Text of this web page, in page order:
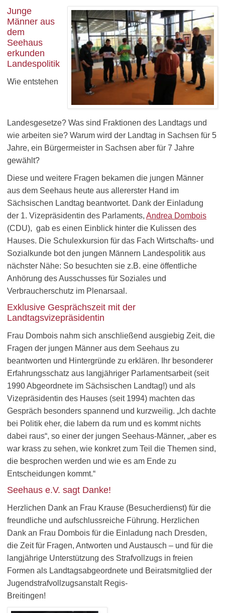
Junge
Männer aus
dem
Seehaus
erkunden
Landespolitik
Wie entstehen
Landesgesetze? Was sind Fraktionen des Landtags und
wie arbeiten sie? Warum wird der Landtag in Sachsen für 5
Jahre, ein Bürgermeister in Sachsen aber für 7 Jahre
gewählt?
Diese und weitere Fragen bekamen die jungen Männer
aus dem Seehaus heute aus allererster Hand im
Sächsischen Landtag beantwortet. Dank der Einladung
der 1. Vizepräsidentin des Parlaments, Andrea Dombois
(CDU), gab es einen Einblick hinter die Kulissen des
Hauses. Die Schulexkursion für das Fach Wirtschafts- und
Sozialkunde bot den jungen Männern Landespolitik aus
nächster Nähe: So besuchten sie z.B. eine öffentliche
Anhörung des Ausschusses für Soziales und
Verbraucherschutz im Plenarsaal.
Exklusive Gesprächszeit mit der
Landtagsvizepräsidentin
Frau Dombois nahm sich anschließend ausgiebig Zeit, die
Fragen der jungen Männer aus dem Seehaus zu
beantworten und Hintergründe zu erklären. Ihr besonderer
Erfahrungsschatz aus langjähriger Parlamentsarbeit (seit
1990 Abgeordnete im Sächsischen Landtag!) und als
Vizepräsidentin des Hauses (seit 1994) machten das
Gespräch besonders spannend und kurzweilig. „Ich dachte
bei Politik eher, die labern da rum und es kommt nichts
dabei raus“, so einer der jungen Seehaus-Männer, „aber es
war krass zu sehen, wie konkret zum Teil die Themen sind,
die besprochen werden und wie es am Ende zu
Entscheidungen kommt.“
Seehaus e.V. sagt Danke!
Herzlichen Dank an Frau Krause (Besucherdienst) für die
freundliche und aufschlussreiche Führung. Herzlichen
Dank an Frau Dombois für die Einladung nach Dresden,
die Zeit für Fragen, Antworten und Austausch – und für die
langjährige Unterstützung des Strafvollzugs in freien
Formen als Landtagsabgeordnete und Beiratsmitglied der
Jugendstrafvollzugsanstalt Regis-
Breitingen!